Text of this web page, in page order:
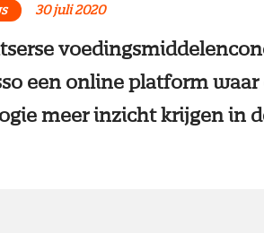
30 juli 2020
een online platform
meer inzicht krijgen in